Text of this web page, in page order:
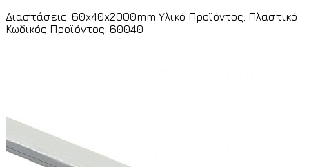
Διαστάσεις: 60x40x2000mm Υλικό Προϊόντος: Πλαστικό
Κωδικός Προϊόντος: 60040